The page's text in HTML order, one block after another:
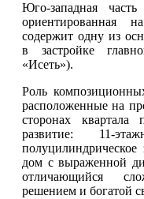
Юго-западная
ориентированная
содержит одну из
в застройке
«Исеть»).
Роль
расположенные на
сторонах квартала
развитие: 11-
дом с выраженной
отличающийся
решением и богатой